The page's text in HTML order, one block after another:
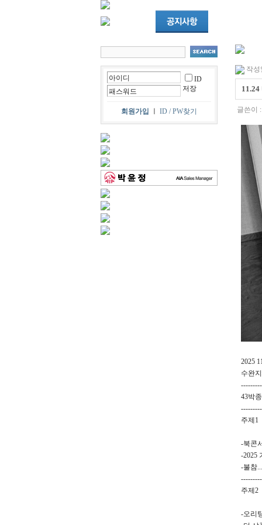
ID
저장
회원가입 ID / PW찾기
작성
글쓴이 :
2025
수완
43박
주제1
-북콘
-2025
-불참
주제2
-오리